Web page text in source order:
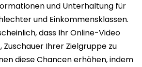
und Unterhaltung für
und Einkommensklassen.
dass Ihr Online-Video
Ihrer Zielgruppe zu
diese Chancen erhöhen, indem